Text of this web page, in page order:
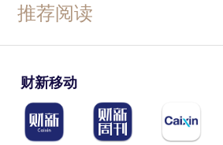
推荐阅读
财新移动